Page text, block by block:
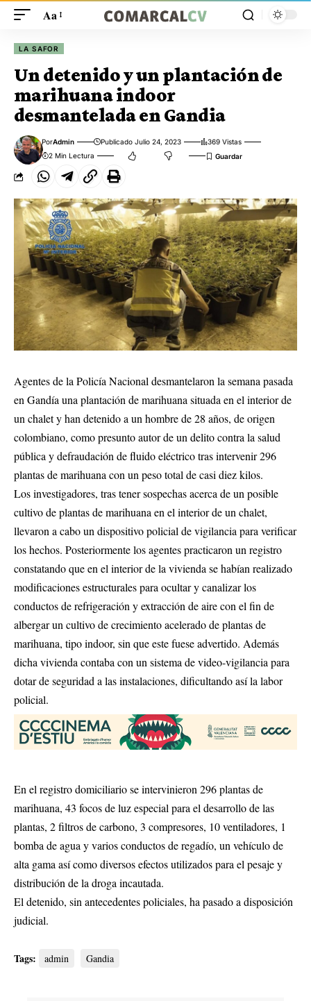
Aa
LA SAFOR
Un detenido y un plantación de
marihuana indoor
desmantelada en Gandia
PorAdmin Publicado Julio 24, 2023
369 Vistas
2 Min Lectura
Agentes de la Policía Nacional desmantelaron la semana pasada
en Gandía una plantación de marihuana situada en el interior de
un chalet y han detenido a un hombre de 28 años, de origen
colombiano, como presunto autor de un delito contra la salud
pública y defraudación de fluido eléctrico tras intervenir 296
plantas de marihuana con un peso total de casi diez kilos.
Los investigadores, tras tener sospechas acerca de un posible
cultivo de plantas de marihuana en el interior de un chalet,
llevaron a cabo un dispositivo policial de vigilancia para verificar
los hechos. Posteriormente los agentes practicaron un registro
constatando que en el interior de la vivienda se habían realizado
modificaciones estructurales para ocultar y canalizar los
conductos de refrigeración y extracción de aire con el fin de
albergar un cultivo de crecimiento acelerado de plantas de
marihuana, tipo indoor, sin que este fuese advertido. Además
dicha vivienda contaba con un sistema de video-vigilancia para
dotar de seguridad a las instalaciones, dificultando así la labor
policial.
En el registro domiciliario se intervinieron 296 plantas de
marihuana, 43 focos de luz especial para el desarrollo de las
plantas, 2 filtros de carbono, 3 compresores, 10 ventiladores, 1
bomba de agua y varios conductos de regadío, un vehículo de
alta gama así como diversos efectos utilizados para el pesaje y
distribución de la droga incautada.
El detenido, sin antecedentes policiales, ha pasado a disposición
judicial.
Tags: admin Gandia